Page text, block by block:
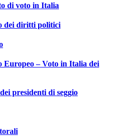
di voto in Italia
dei diritti politici
Europeo – Voto in Italia dei
presidenti di seggio